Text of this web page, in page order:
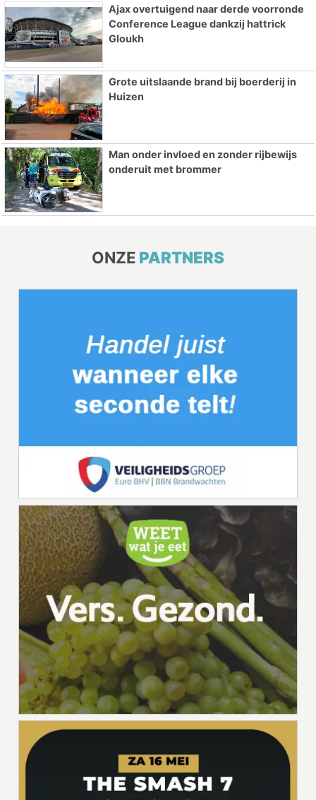
Ajax overtuigend naar derde voorronde
Conference League dankzij hattrick
Gloukh
Grote uitslaande brand bij boerderij in
Huizen
Man onder invloed en zonder rijbewijs
onderuit met brommer
ONZE PARTNERS